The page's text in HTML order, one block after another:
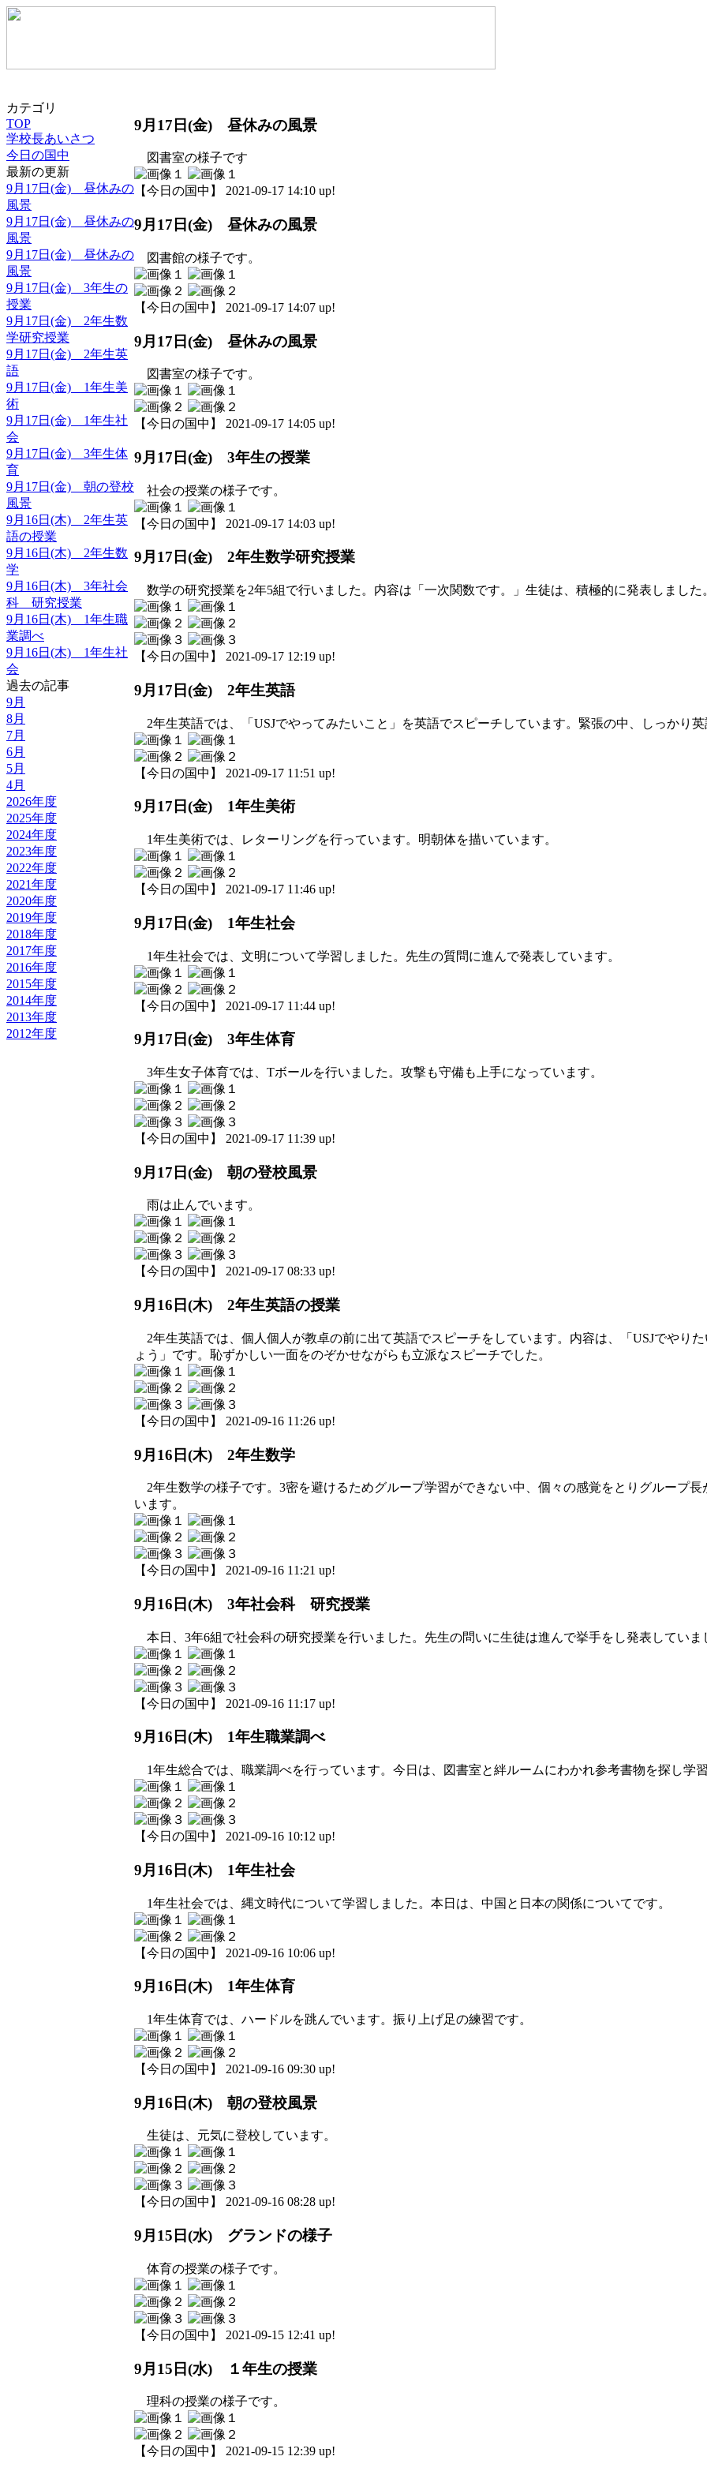
カテゴリ
TOP
学校長あいさつ
今日の国中
最新の更新
9月17日(金) 昼休みの
風景
9月17日(金) 昼休みの
風景
9月17日(金) 昼休みの
風景
9月17日(金) 3年生の
授業
9月17日(金) 2年生数
学研究授業
9月17日(金) 2年生英
語
9月17日(金) 1年生美
術
9月17日(金) 1年生社
会
9月17日(金) 3年生体
育
9月17日(金) 朝の登校
風景
9月16日(木) 2年生英
語の授業
9月16日(木) 2年生数
学
9月16日(木) 3年社会
科 研究授業
9月16日(木) 1年生職
業調べ
9月16日(木) 1年生社
会
過去の記事
9月
8月
7月
6月
5月
4月
2026年度
2025年度
2024年度
2023年度
2022年度
2021年度
2020年度
2019年度
2018年度
2017年度
2016年度
2015年度
2014年度
2013年度
2012年度
9月17日(金) 昼休みの風景
図書室の様子です
【今日の国中】 2021-09-17 14:10 up!
9月17日(金) 昼休みの風景
図書館の様子です。
【今日の国中】 2021-09-17 14:07 up!
9月17日(金) 昼休みの風景
図書室の様子です。
【今日の国中】 2021-09-17 14:05 up!
9月17日(金) 3年生の授業
社会の授業の様子です。
【今日の国中】 2021-09-17 14:03 up!
9月17日(金) 2年生数学研究授業
数学の研究授業を2年5組で行いました。内容は「一次関数です。」生徒は、積極的に発表しました
【今日の国中】 2021-09-17 12:19 up!
9月17日(金) 2年生英語
2年生英語では、「USJでやってみたいこと」を英語でスピーチしています。緊張の中、しっかり英
【今日の国中】 2021-09-17 11:51 up!
9月17日(金) 1年生美術
1年生美術では、レターリングを行っています。明朝体を描いています。
【今日の国中】 2021-09-17 11:46 up!
9月17日(金) 1年生社会
1年生社会では、文明について学習しました。先生の質問に進んで発表しています。
【今日の国中】 2021-09-17 11:44 up!
9月17日(金) 3年生体育
3年生女子体育では、Tボールを行いました。攻撃も守備も上手になっています。
【今日の国中】 2021-09-17 11:39 up!
9月17日(金) 朝の登校風景
雨は止んでいます。
【今日の国中】 2021-09-17 08:33 up!
9月16日(木) 2年生英語の授業
2年生英語では、個人個人が教卓の前に出て英語でスピーチをしています。内容は、「USJでやり
ょう」です。恥ずかしい一面をのぞかせながらも立派なスピーチでした。
【今日の国中】 2021-09-16 11:26 up!
9月16日(木) 2年生数学
2年生数学の様子です。3密を避けるためグループ学習ができない中、個々の感覚をとりグループ長
います。
【今日の国中】 2021-09-16 11:21 up!
9月16日(木) 3年社会科 研究授業
本日、3年6組で社会科の研究授業を行いました。先生の問いに生徒は進んで挙手をし発表していま
【今日の国中】 2021-09-16 11:17 up!
9月16日(木) 1年生職業調べ
1年生総合では、職業調べを行っています。今日は、図書室と絆ルームにわかれ参考書物を探し学習
【今日の国中】 2021-09-16 10:12 up!
9月16日(木) 1年生社会
1年生社会では、縄文時代について学習しました。本日は、中国と日本の関係についてです。
【今日の国中】 2021-09-16 10:06 up!
9月16日(木) 1年生体育
1年生体育では、ハードルを跳んでいます。振り上げ足の練習です。
【今日の国中】 2021-09-16 09:30 up!
9月16日(木) 朝の登校風景
生徒は、元気に登校しています。
【今日の国中】 2021-09-16 08:28 up!
9月15日(水) グランドの様子
体育の授業の様子です。
【今日の国中】 2021-09-15 12:41 up!
9月15日(水) １年生の授業
理科の授業の様子です。
【今日の国中】 2021-09-15 12:39 up!